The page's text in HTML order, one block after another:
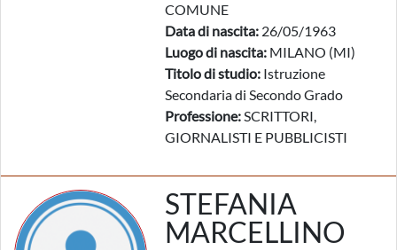
COMUNE
Data di nascita: 26/05/1963
Luogo di nascita: MILANO (MI)
Titolo di studio: Istruzione
Secondaria di Secondo Grado
Professione:SCRITTORI,
GIORNALISTI E PUBBLICISTI
STEFANIA
MARCELLINO